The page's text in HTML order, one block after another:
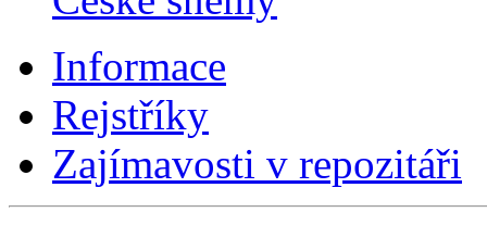
Informace
Rejstříky
Zajímavosti v repozitáři